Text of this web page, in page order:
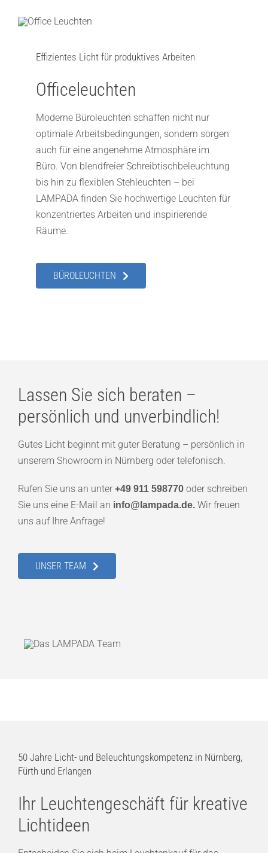
Effizientes Licht für produktives Arbeiten
Officeleuchten
Moderne Büroleuchten schaffen nicht nur
optimale Arbeitsbedingungen, sondern sorgen
auch für eine angenehme Atmosphäre im
Büro. Von blendfreier Schreibtischbeleuchtung
bis hin zu flexiblen Stehleuchten – bei
LAMPADA finden Sie hochwertige Leuchten für
konzentriertes Arbeiten und inspirierende
Räume.
BÜROLEUCHTEN
Lassen Sie sich beraten –
persönlich und unverbindlich!
Gutes Licht beginnt mit guter Beratung – persönlich in
unserem Showroom in Nürnberg oder telefonisch.
Rufen Sie uns an unter +49 911 598770 oder schreiben
Sie uns eine E-Mail an info@lampada.de. Wir freuen
uns auf Ihre Anfrage!
UNSER TEAM
50 Jahre Licht- und Beleuchtungskompetenz in Nürnberg,
Fürth und Erlangen
Ihr Leuchtengeschäft für kreative
Lichtideen